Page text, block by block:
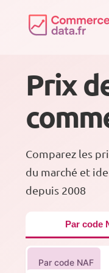
Prix
Comparez les
du marché et
depuis 2008
Par code
Par code NAF